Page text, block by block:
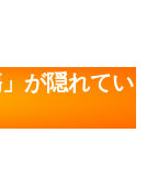
が隠れてい